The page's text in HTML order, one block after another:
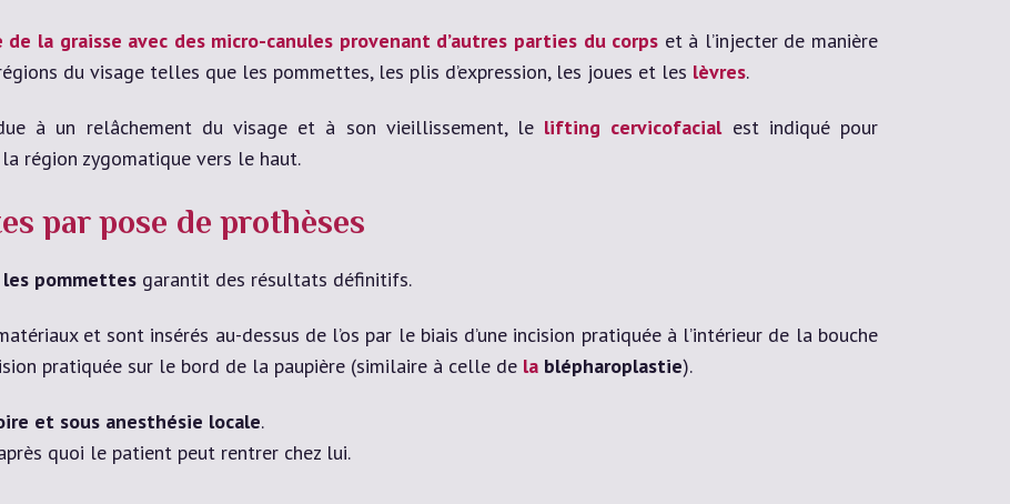
de la graisse avec des micro-canules provenant d’autres parties du corps et à l’injecter de manière
du visage telles que les pommettes, les plis d’expression, les joues et les lèvres.
à un relâchement du visage et à son vieillissement, le lifting cervicofacialest indiqué pour
région zygomatique vers le haut.
par pose de prothèses
pommettes garantit des résultats définitifs.
et sont insérés au-dessus de l’os par le biais d’une incision pratiquée à l’intérieur de la bouche
pratiquée sur le bord de la paupière (similaire à celle de la blépharoplastie).
et sous anesthésie locale.
quoi le patient peut rentrer chez lui.